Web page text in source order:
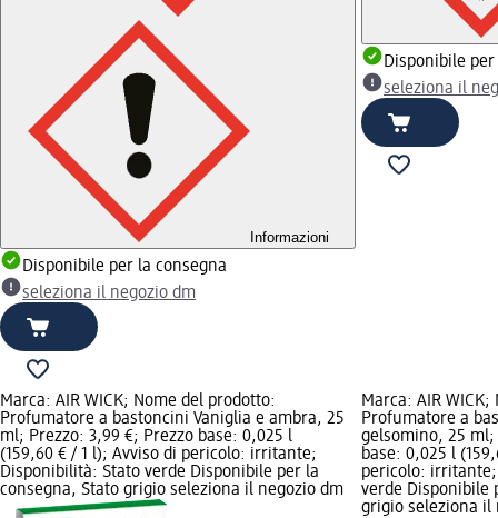
Informazioni
Disponibile per la consegna
seleziona il negozio dm
Disponibile
seleziona il
Marca: AIR WICK; Nome del prodotto:
Profumatore a bastoncini Vaniglia e ambra, 25
ml; Prezzo: 3,99 €; Prezzo base: 0,025 l
(159,60 € / 1 l); Avviso di pericolo: irritante;
Disponibilità: Stato verde Disponibile per la
consegna, Stato grigio seleziona il negozio dm
Marca: AIR
Profumatore a
gelsomino, 25 ml;
base: 0,025 l
pericolo:
verde Disponibile
grigio seleziona il